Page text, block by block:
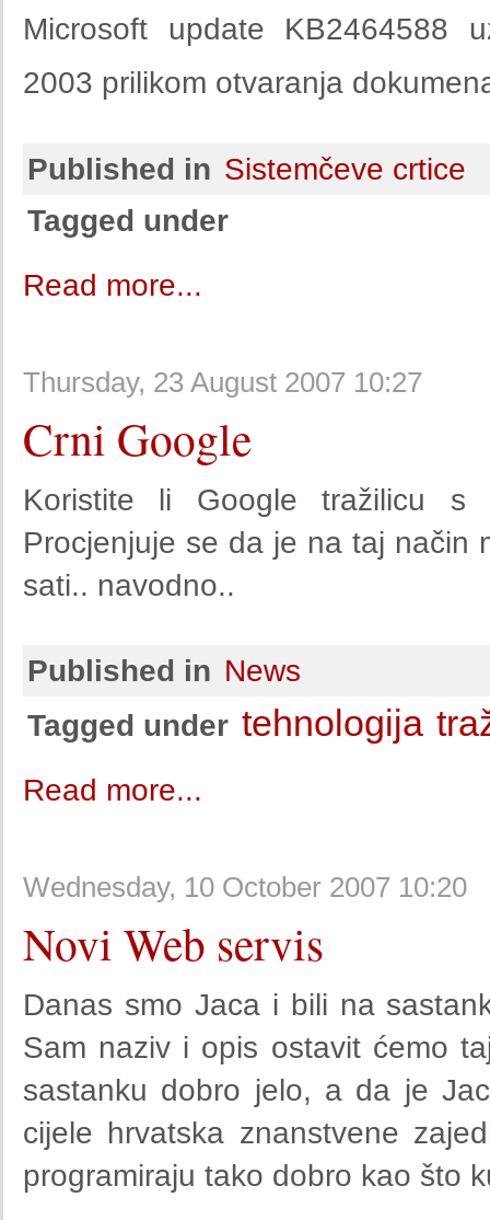
Microsoft update KB2464588
2003 prilikom otvaranja
Published in Sistemčeve crtice
Tagged under
Read more...
Thursday, 23 August 2007 10:27
Crni Google
Koristite li Google tražilicu s
Procjenjuje se da je na taj način
sati.. navodno..
Published in News
Tagged under tehnologija
Read more...
Wednesday, 10 October 2007 10:20
Novi Web servis
Danas smo Jaca i bili na
Sam naziv i opis ostavit ćemo
sastanku dobro jelo, a da je
cijele hrvatska znanstvene
programiraju tako dobro kao što